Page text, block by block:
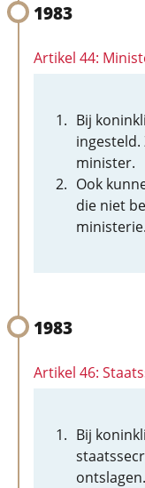
1983
Artikel 44:
Bij
minister.
Ook
die niet
ministerie.
1983
Artikel 46:
Bij
ontslagen.